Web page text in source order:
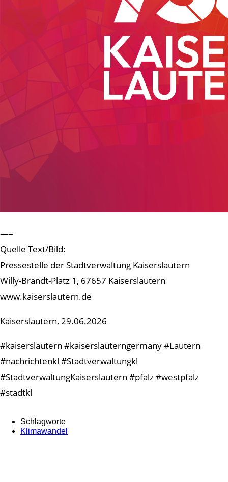
—–
Quelle Text/Bild:
Pressestelle der Stadtverwaltung Kaiserslautern
Willy-Brandt-Platz 1, 67657 Kaiserslautern
www.kaiserslautern.de
Kaiserslautern, 29.06.2026
#kaiserslautern #kaiserslauterngermany #Lautern
#nachrichtenkl #Stadtverwaltungkl
#StadtverwaltungKaiserslautern #pfalz #westpfalz
#stadtkl
Schlagworte
Klimawandel